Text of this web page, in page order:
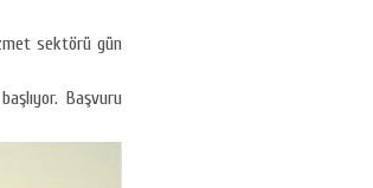
sektörü gün
Başvuru